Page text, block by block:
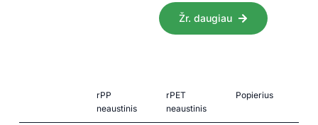
Žr. daugiau
rPP
neaustinis
rPET
neaustinis
Popierius